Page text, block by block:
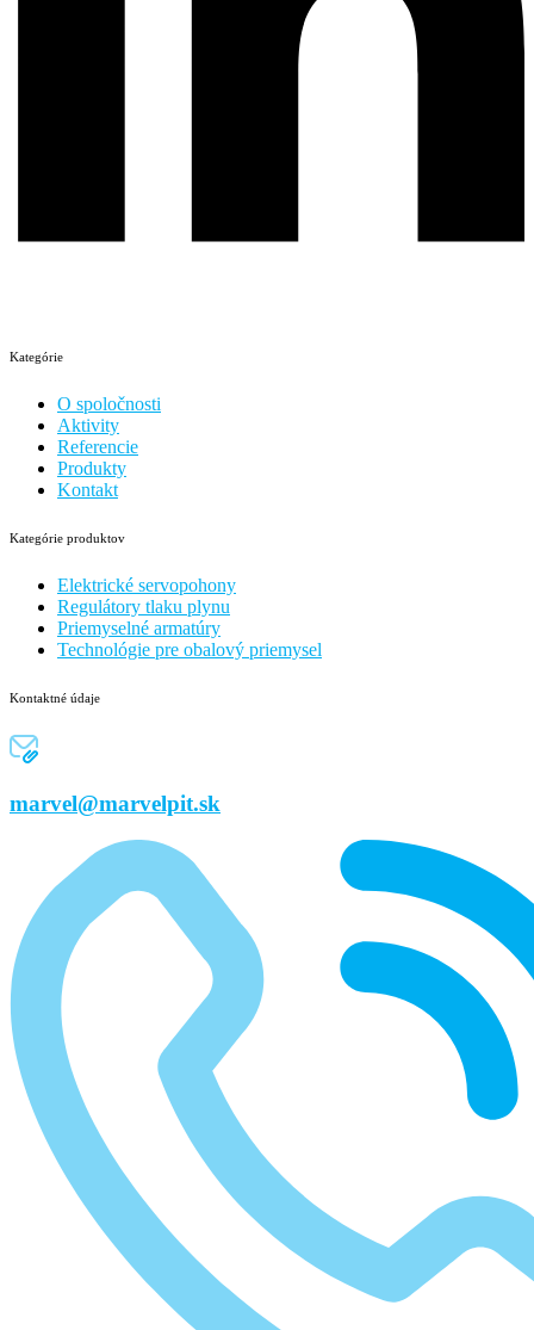
Kategórie
O spoločnosti
Aktivity
Referencie
Produkty
Kontakt
Kategórie produktov
Elektrické servopohony
Regulátory tlaku plynu
Priemyselné armatúry
Technológie pre obalový priemysel
Kontaktné údaje
marvel@marvelpit.sk